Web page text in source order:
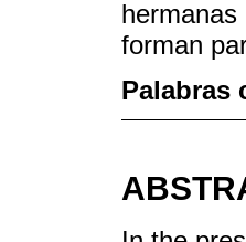
forman
Palabras